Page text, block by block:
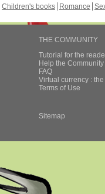
Children's books Romance
THE COMMUNITY
Tutorial for the
Help the
FAQ
Virtual currency :
Terms of Use
Sitemap